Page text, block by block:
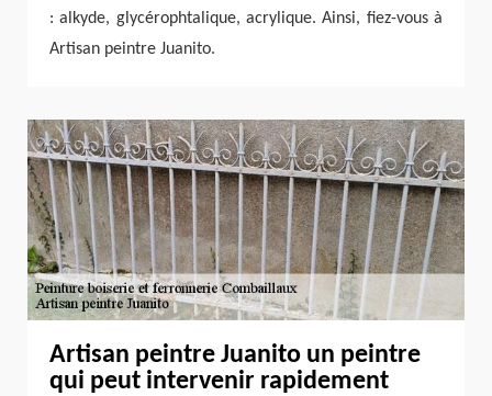
: alkyde, glycérophtalique, acrylique. Ainsi, fiez-vous à
Artisan peintre Juanito.
Artisan peintre Juanito un peintre
qui peut intervenir rapidement